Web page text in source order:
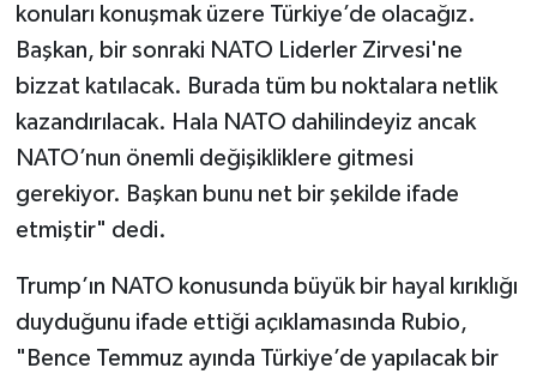
konuları konuşmak üzere Türkiye’de olacağız.
Başkan, bir sonraki NATO Liderler Zirvesi'ne
bizzat katılacak. Burada tüm bu noktalara netlik
kazandırılacak. Hala NATO dahilindeyiz ancak
NATO’nun önemli değişikliklere gitmesi
gerekiyor. Başkan bunu net bir şekilde ifade
etmiştir" dedi.
Trump’ın NATO konusunda büyük bir hayal kırıklığı
duyduğunu ifade ettiği açıklamasında Rubio,
"Bence Temmuz ayında Türkiye’de yapılacak bir